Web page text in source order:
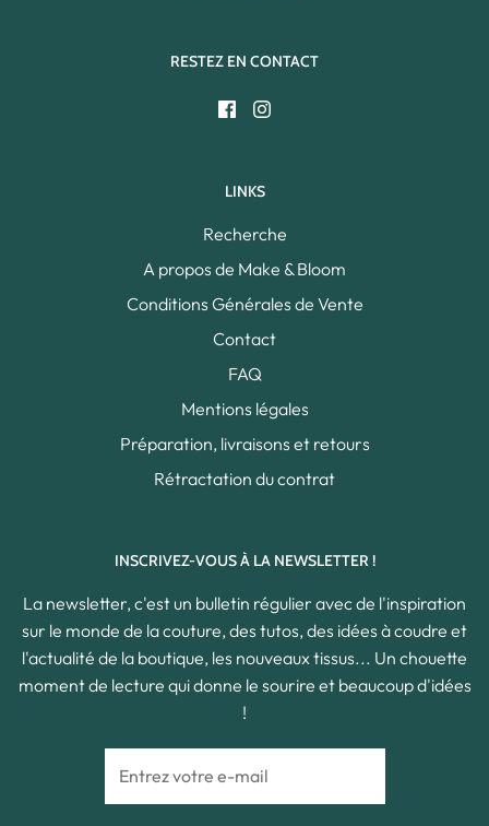
RESTEZ EN CONTACT
LINKS
Recherche
A propos de Make & Bloom
Conditions Générales de Vente
Contact
FAQ
Mentions légales
Préparation, livraisons et retours
Rétractation du contrat
INSCRIVEZ-VOUS À LA NEWSLETTER !
La newsletter, c'est un bulletin régulier avec de l'inspiration
sur le monde de la couture, des tutos, des idées à coudre et
l'actualité de la boutique, les nouveaux tissus... Un chouette
moment de lecture qui donne le sourire et beaucoup d'idées
!